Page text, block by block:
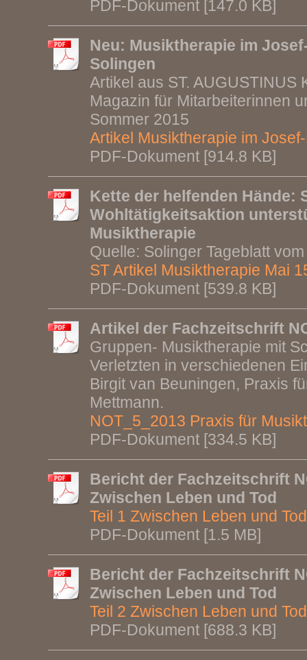
PDF-Dokument [147.0 KB]
Neu: Musiktherapie im
Solingen
Artikel aus ST. AUGUSTINUS
Magazin für Mitarbeiterinnen
Sommer 2015
Artikel Musiktherapie im
PDF-Dokument [914.8 KB]
Kette der helfenden Hände:
Wohltätigkeitsaktion
Musiktherapie
Quelle: Solinger Tageblatt
ST Artikel Musiktherapie Mai
PDF-Dokument [539.8 KB]
Artikel der Fachzeitschrift
Gruppen- Musiktherapie mit
Verletzten in verschiedenen
Birgit van Beuningen, Praxis
Mettmann.
NOT_5_2013 Praxis für
PDF-Dokument [334.5 KB]
Bericht der Fachzeitschrift
Zwischen Leben und Tod
Teil 1 Zwischen Leben und
PDF-Dokument [1.5 MB]
Bericht der Fachzeitschrift
Zwischen Leben und Tod
Teil 2 Zwischen Leben und
PDF-Dokument [688.3 KB]